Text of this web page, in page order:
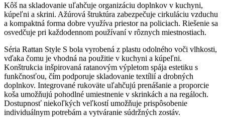
Kôš na skladovanie uľahčuje organizáciu doplnkov v kuchyni,
kúpeľni a skrini. Ažúrová štruktúra zabezpečuje cirkuláciu vzduchu
a kompaktná forma dobre využíva priestor na policiach. Riešenie sa
osvedčuje pri každodennom používaní v rôznych miestnostiach.
Séria Rattan Style S bola vyrobená z plastu odolného voči vlhkosti,
vďaka čomu je vhodná na použitie v kuchyni a kúpeľni.
Konštrukcia inšpirovaná ratanovým výpletom spája estetiku s
funkčnosťou, čím podporuje skladovanie textílií a drobných
doplnkov. Integrované rukoväte uľahčujú prenášanie a proporcie
koša umožňujú pohodlné umiestnenie v skrinkách a na regáloch.
Dostupnosť niekoľkých veľkostí umožňuje prispôsobenie
individuálnym potrebám a vytváranie súdržných zostáv.